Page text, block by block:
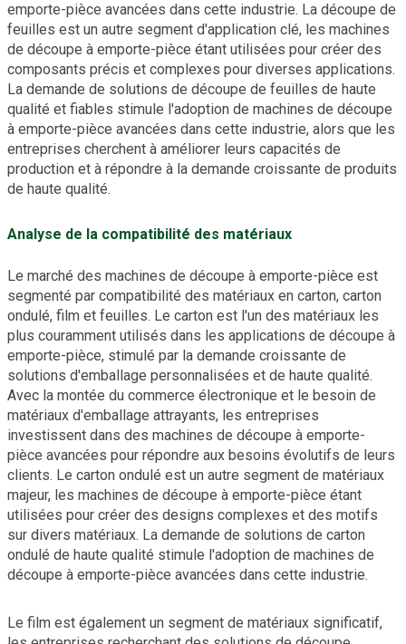
emporte-pièce avancées dans cette industrie. La découpe de
feuilles est un autre segment d'application clé, les machines
de découpe à emporte-pièce étant utilisées pour créer des
composants précis et complexes pour diverses applications.
La demande de solutions de découpe de feuilles de haute
qualité et fiables stimule l'adoption de machines de découpe
à emporte-pièce avancées dans cette industrie, alors que les
entreprises cherchent à améliorer leurs capacités de
production et à répondre à la demande croissante de produits
de haute qualité.
Analyse de la compatibilité des matériaux
Le marché des machines de découpe à emporte-pièce est
segmenté par compatibilité des matériaux en carton, carton
ondulé, film et feuilles. Le carton est l'un des matériaux les
plus couramment utilisés dans les applications de découpe à
emporte-pièce, stimulé par la demande croissante de
solutions d'emballage personnalisées et de haute qualité.
Avec la montée du commerce électronique et le besoin de
matériaux d'emballage attrayants, les entreprises
investissent dans des machines de découpe à emporte-
pièce avancées pour répondre aux besoins évolutifs de leurs
clients. Le carton ondulé est un autre segment de matériaux
majeur, les machines de découpe à emporte-pièce étant
utilisées pour créer des designs complexes et des motifs
sur divers matériaux. La demande de solutions de carton
ondulé de haute qualité stimule l'adoption de machines de
découpe à emporte-pièce avancées dans cette industrie.
Le film est également un segment de matériaux significatif,